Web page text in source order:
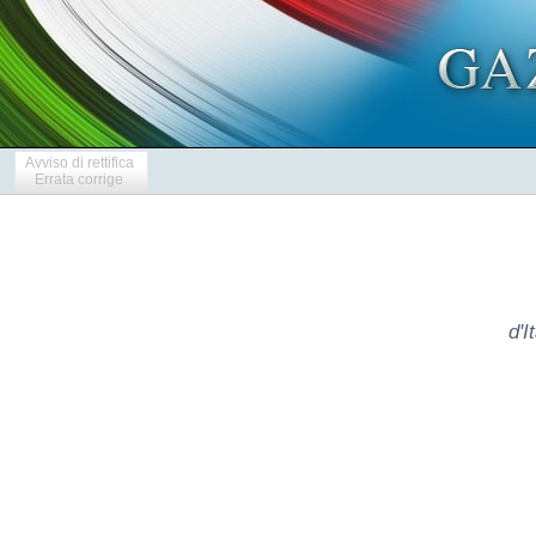
Avviso di rettifica
Errata corrige